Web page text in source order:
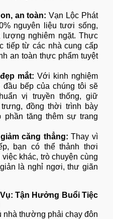
an toàn:Vạn Lộc Phát
nguyên liệu tươi sống,
nghiêm ngặt. Thực
tiếp từ các nhà cung cấp
an toàn thực phẩm tuyệt
mắt: Với kinh nghiệm
đầu bếp của chúng tôi sẽ
vị truyền thống, giữ
đồng thời trình bày
phần tăng thêm sự trang
căng thẳng:Thay vì
bạn có thể thảnh thơi
khác, trò chuyện cùng
là nghỉ ngơi, thư giãn
Tận Hưởng Buổi Tiệc
nhà thường phải chạy đôn